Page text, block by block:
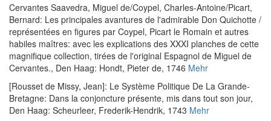
Cervantes Saavedra, Miguel de/Coypel, Charles-Antoine/Picart,
Bernard: Les principales avantures de l'admirable Don Quichotte /
représentées en figures par Coypel, Picart le Romain et autres
habiles maîtres: avec les explications des XXXI planches de cette
magnifique collection, tirées de l'original Espagnol de Miguel de
Cervantes., Den Haag: Hondt, Pieter de, 1746 Mehr
[Rousset de Missy, Jean]: Le Système Politique De La Grande-
Bretagne: Dans la conjoncture présente, mis dans tout son jour,
Den Haag: Scheurleer, Frederik-Hendrik, 1743 Mehr